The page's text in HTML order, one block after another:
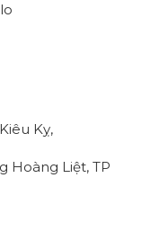
Kỵ,
Liệt, TP